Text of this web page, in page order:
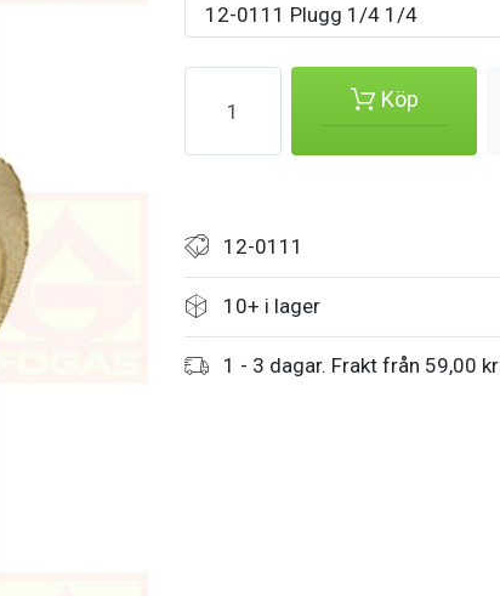
12-0111 Plugg 1/4 1/4
Köp
12-0111
10+ i lager
1 - 3 dagar. Frakt från 59,00 kr